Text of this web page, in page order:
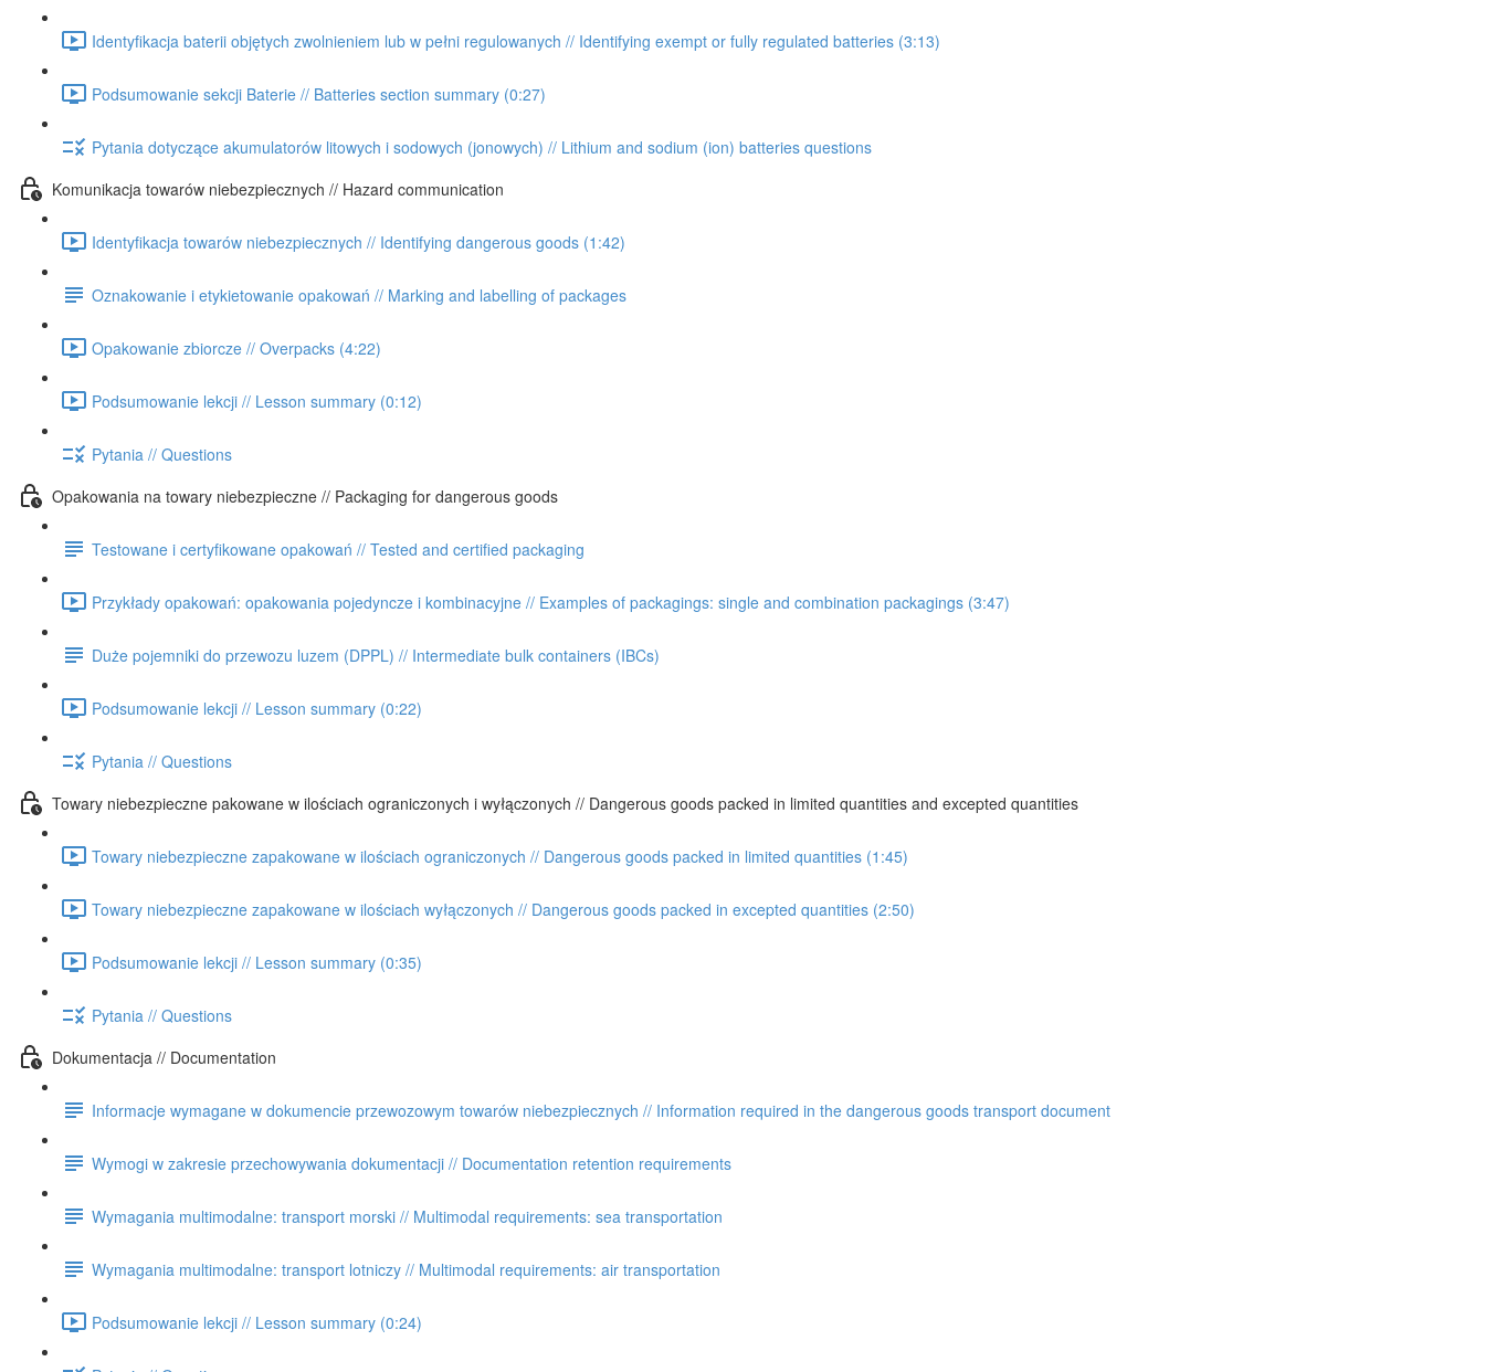
Identyfikacja baterii objętych zwolnieniem lub w pełni regulowanych // Identifying exempt or fully regulated batteries (3:13)
Podsumowanie sekcji Baterie // Batteries section summary (0:27)
Pytania dotyczące akumulatorów litowych i sodowych (jonowych) // Lithium and sodium (ion) batteries questions
Komunikacja towarów niebezpiecznych // Hazard communication
Identyfikacja towarów niebezpiecznych // Identifying dangerous goods (1:42)
Oznakowanie i etykietowanie opakowań // Marking and labelling of packages
Opakowanie zbiorcze // Overpacks (4:22)
Podsumowanie lekcji // Lesson summary (0:12)
Pytania // Questions
Opakowania na towary niebezpieczne // Packaging for dangerous goods
Testowane i certyfikowane opakowań // Tested and certified packaging
Przykłady opakowań: opakowania pojedyncze i kombinacyjne // Examples of packagings: single and combination packagings (3:47)
Duże pojemniki do przewozu luzem (DPPL) // Intermediate bulk containers (IBCs)
Podsumowanie lekcji // Lesson summary (0:22)
Pytania // Questions
Towary niebezpieczne pakowane w ilościach ograniczonych i wyłączonych // Dangerous goods packed in limited quantities and excepted quantities
Towary niebezpieczne zapakowane w ilościach ograniczonych // Dangerous goods packed in limited quantities (1:45)
Towary niebezpieczne zapakowane w ilościach wyłączonych // Dangerous goods packed in excepted quantities (2:50)
Podsumowanie lekcji // Lesson summary (0:35)
Pytania // Questions
Dokumentacja // Documentation
Informacje wymagane w dokumencie przewozowym towarów niebezpiecznych // Information required in the dangerous goods transport document
Wymogi w zakresie przechowywania dokumentacji // Documentation retention requirements
Wymagania multimodalne: transport morski // Multimodal requirements: sea transportation
Wymagania multimodalne: transport lotniczy // Multimodal requirements: air transportation
Podsumowanie lekcji // Lesson summary (0:24)